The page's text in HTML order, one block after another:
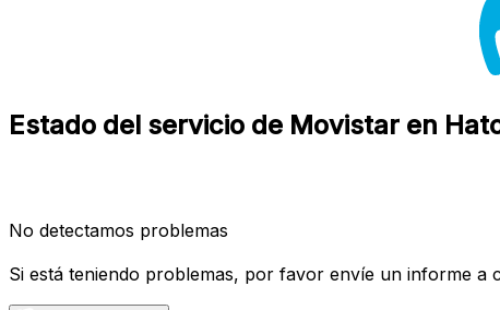
Estado del servicio de Movistar en
No detectamos problemas
Si está teniendo problemas, por favor envíe un informe a